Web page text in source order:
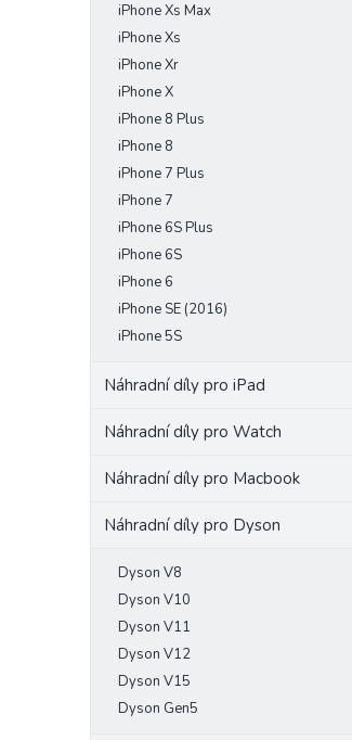
iPhone Xs Max
iPhone Xs
iPhone Xr
iPhone X
iPhone 8 Plus
iPhone 8
iPhone 7 Plus
iPhone 7
iPhone 6S Plus
iPhone 6S
iPhone 6
iPhone SE (2016)
iPhone 5S
Náhradní díly pro iPad
Náhradní díly pro Watch
Náhradní díly pro Macbook
Náhradní díly pro Dyson
Dyson V8
Dyson V10
Dyson V11
Dyson V12
Dyson V15
Dyson Gen5